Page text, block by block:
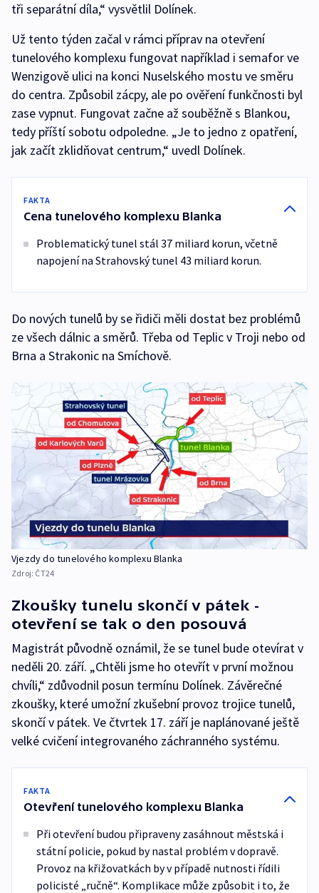
tři separátní díla,“ vysvětlil Dolínek.
Už tento týden začal v rámci příprav na otevření
tunelového komplexu fungovat například i semafor ve
Wenzigově ulici na konci Nuselského mostu ve směru
do centra. Způsobil zácpy, ale po ověření funkčnosti byl
zase vypnut. Fungovat začne až souběžně s Blankou,
tedy příští sobotu odpoledne. „Je to jedno z opatření,
jak začít zklidňovat centrum,“ uvedl Dolínek.
FAKTA
Cena tunelového komplexu Blanka
Problematický tunel stál 37 miliard korun, včetně
napojení na Strahovský tunel 43 miliard korun.
Do nových tunelů by se řidiči měli dostat bez problémů
ze všech dálnic a směrů. Třeba od Teplic v Troji nebo od
Brna a Strakonic na Smíchově.
Vjezdy do tunelového komplexu Blanka
Zdroj: ČT24
Zkoušky tunelu skončí v pátek -
otevření se tak o den posouvá
Magistrát původně oznámil, že se tunel bude otevírat v
neděli 20. září. „Chtěli jsme ho otevřít v první možnou
chvíli,“ zdůvodnil posun termínu Dolínek. Závěrečné
zkoušky, které umožní zkušební provoz trojice tunelů,
skončí v pátek. Ve čtvrtek 17. září je naplánované ještě
velké cvičení integrovaného záchranného systému.
FAKTA
Otevření tunelového komplexu Blanka
Při otevření budou připraveny zasáhnout městská i
státní policie, pokud by nastal problém v dopravě.
Provoz na křižovatkách by v případě nutnosti řídili
policisté „ručně“. Komplikace může způsobit i to, že